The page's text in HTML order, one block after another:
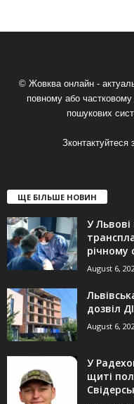
© Жовква онлайн -
повному або частковому
пошукових
Зконтактуйтеся
ЩЕ БІЛЬШЕ НОВИН
У
річному
August 6,
дозвіл
August 6,
У
щиті